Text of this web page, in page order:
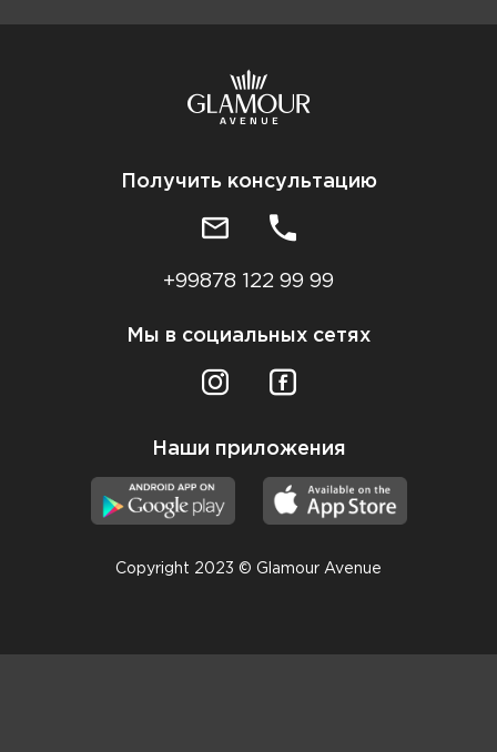
Получить консультацию
+99878 122 99 99
Мы в социальных сетях
Наши приложения
Copyright 2023 © Glamour Avenue